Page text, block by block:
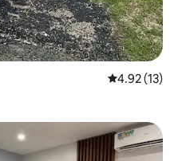
Calificación
4.92 (13)